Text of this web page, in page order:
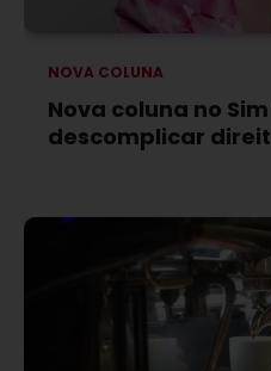
NOVA COLUNA
Nova coluna no
descomplicar